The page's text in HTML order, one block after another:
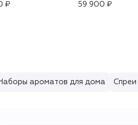
₽
59 900 ₽
ароматов для дома Спреи